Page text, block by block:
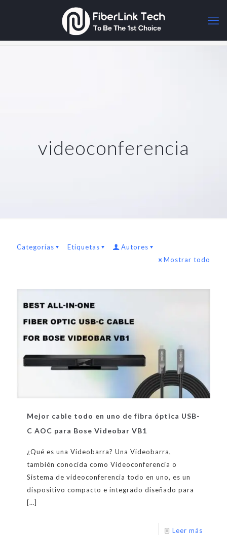
videoconferencia
Categorías Etiquetas
Autores
Mostrar todo
Mejor cable todo en uno de fibra óptica USB-
C AOC para Bose Videobar VB1
¿Qué es una Videobarra? Una Videobarra,
también conocida como Videoconferencia o
Sistema de videoconferencia todo en uno, es un
dispositivo compacto e integrado diseñado para
[…]
Leer más